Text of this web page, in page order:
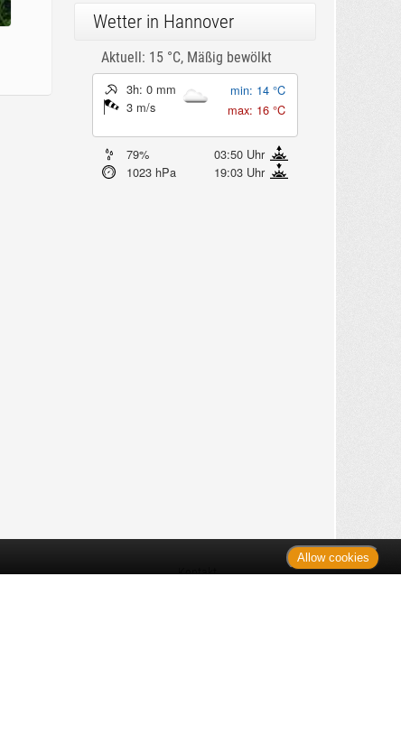
Wetter in Hannover
Aktuell: 15 °C, Mäßig bewölkt
3h: 0 mm
3 m/s
min: 14 °C
max: 16 °C
79%
03:50 Uhr
1023 hPa
19:03 Uhr
Kontakt
Allow cookies